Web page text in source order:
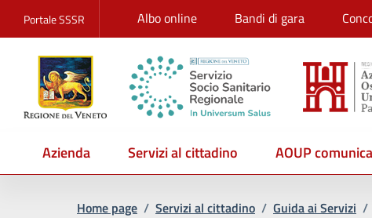
Portale SSSR Albo online Bandi di gara
Azienda Servizi al cittadino AOUP comunica
Home page / Servizi al cittadino / Guida ai Servizi /